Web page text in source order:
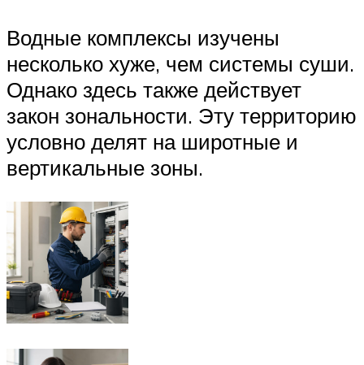
Водные комплексы изучены
несколько хуже, чем системы суши.
Однако здесь также действует
закон зональности. Эту территорию
условно делят на широтные и
вертикальные зоны.